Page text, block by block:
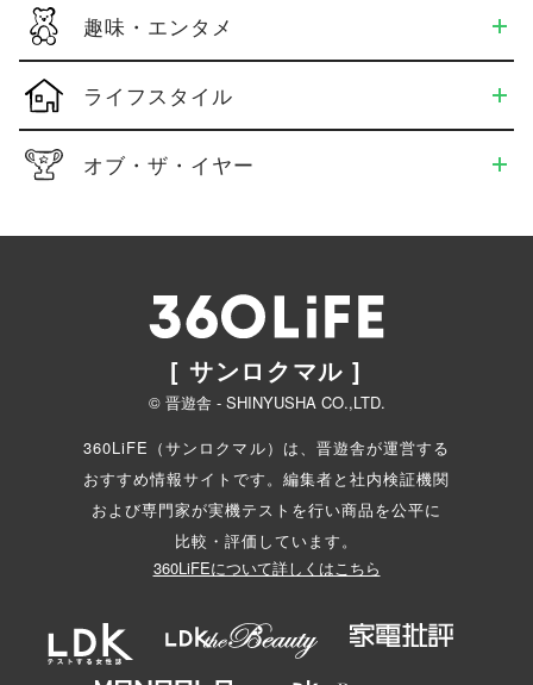
趣味・エンタメ
ライフスタイル
オブ・ザ・イヤー
[ サンロクマル ]
© 晋遊舎 - SHINYUSHA CO.,LTD.
360LiFE（サンロクマル）は、晋遊舎が運営する
おすすめ情報サイトです。編集者と社内検証機関
および専門家が実機テストを行い商品を公平に
比較・評価しています。
360LiFEについて詳しくはこちら